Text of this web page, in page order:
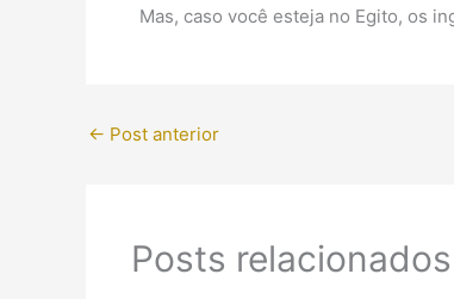
Mas, caso você esteja no Egito, os
← Post anterior
Posts relacionados